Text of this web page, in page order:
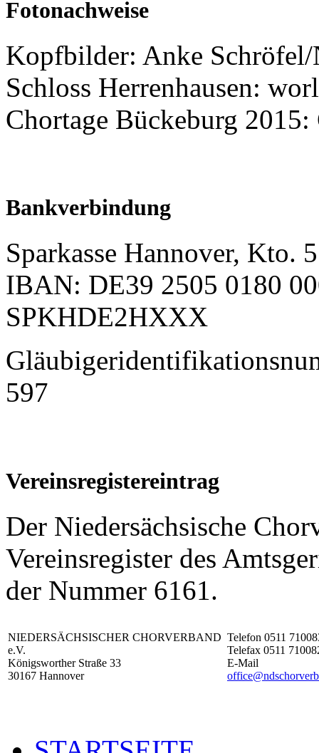
Fotonachweise
Kopfbilder: Anke
Schloss Herrenhausen:
Chortage Bückeburg
Bankverbindung
Sparkasse Hannover, Kto.
IBAN: DE39 2505 0180
SPKHDE2HXXX
597
Vereinsregistereintrag
Der Niedersächsische
Vereinsregister des
der Nummer 6161.
NIEDERSÄCHSISCHER CHORVERBAND
e.V.
Königsworther Straße 33
30167 Hannover
Telefon 0511
Telefax 0511
E-Mail